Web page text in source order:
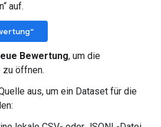
auf.
Bewertung, um die
öffnen.
aus, um ein Dataset für die